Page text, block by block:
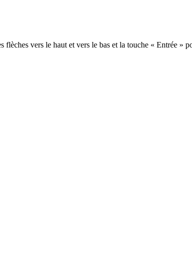
vers le haut et vers le bas et la touche « Entrée »